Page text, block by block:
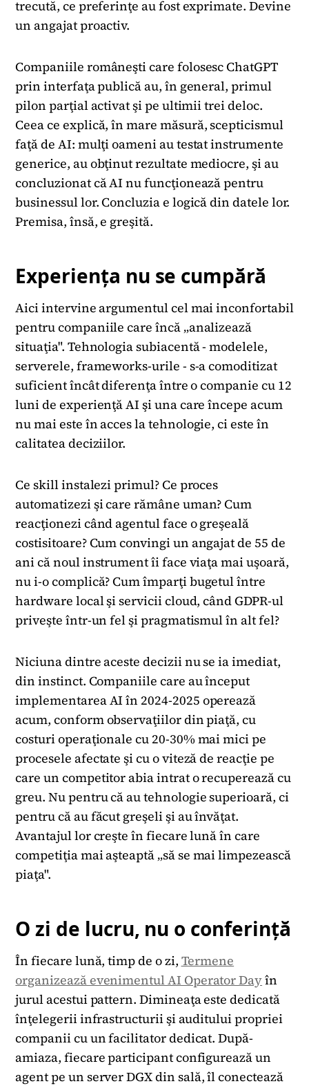
trecută, ce preferinţe au fost exprimate. Devine
un angajat proactiv.
Companiile româneşti care folosesc ChatGPT
prin interfaţa publică au, în general, primul
pilon parţial activat şi pe ultimii trei deloc.
Ceea ce explică, în mare măsură, scepticismul
faţă de AI: mulţi oameni au testat instrumente
generice, au obţinut rezultate mediocre, şi au
concluzionat că AI nu funcţionează pentru
businessul lor. Concluzia e logică din datele lor.
Premisa, însă, e greşită.
Experienţa nu se cumpără
Aici intervine argumentul cel mai inconfortabil
pentru companiile care încă „analizează
situaţia". Tehnologia subiacentă - modelele,
serverele, frameworks-urile - s-a comoditizat
suficient încât diferenţa între o companie cu 12
luni de experienţă AI şi una care începe acum
nu mai este în acces la tehnologie, ci este în
calitatea deciziilor.
Ce skill instalezi primul? Ce proces
automatizezi şi care rămâne uman? Cum
reacţionezi când agentul face o greşeală
costisitoare? Cum convingi un angajat de 55 de
ani că noul instrument îi face viaţa mai uşoară,
nu i-o complică? Cum împarţi bugetul între
hardware local şi servicii cloud, când GDPR-ul
priveşte într-un fel şi pragmatismul în alt fel?
Niciuna dintre aceste decizii nu se ia imediat,
din instinct. Companiile care au început
implementarea AI în 2024-2025 operează
acum, conform observaţiilor din piaţă, cu
costuri operaţionale cu 20-30% mai mici pe
procesele afectate şi cu o viteză de reacţie pe
care un competitor abia intrat o recuperează cu
greu. Nu pentru că au tehnologie superioară, ci
pentru că au făcut greşeli şi au învăţat.
Avantajul lor creşte în fiecare lună în care
competiţia mai aşteaptă „să se mai limpezească
piaţa".
O zi de lucru, nu o conferinţă
‍În fiecare lună, timp de o zi, Termene
organizează evenimentul AI Operator Dayîn
jurul acestui pattern. Dimineaţa este dedicată
înţelegerii infrastructurii şi auditului propriei
companii cu un facilitator dedicat. După-
amiaza, fiecare participant configurează un
agent pe un server DGX din sală, îl conectează